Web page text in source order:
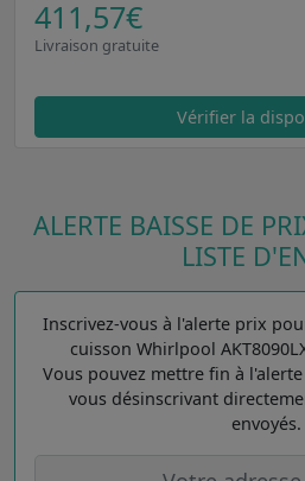
411,57€
Livraison gratuite
Vérifier la
ALERTE BAISSE DE
LISTE
Inscrivez-vous à l'alerte prix
cuisson Whirlpool
Vous pouvez mettre fin à
vous désinscrivant
envoyés.